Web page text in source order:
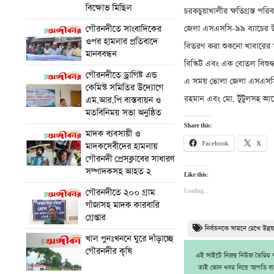
বিক্ষোভ মিছিল
গৌরনদীতে সাংবাদিকের
ওপর হামলার প্রতিবাদে
মানববন্ধন
গৌরনদীতে ড্রাগিষ্ট এন্ড
কেমিস্ট সমিতির উদ্যোগে
এম.আর.পি বাস্তবায়ন ও
মতবিনিময় সভা অনুষ্ঠিত
মাদক ব্যবসায়ী ও
মাদকসেবীদের হামলায়
গৌরনদী প্রেসক্লাবের সাধারণ
সম্পাদকসহ আহত ২
গৌরনদীতে ২০০ গ্রাম
গাঁজাসহ মাদক কারবারি
গ্রেপ্তার
খাল পুনঃখননে ঘুরে দাঁড়াচ্ছে
গৌরনদীর কৃষি
চরকচুয়াখালীর ক্ষতিগ্রস্ত
জেলা এসএসসি-৯৯ ব্যাচের
বিতরণ করা শুকনো
বিস্কিট এবং এক বোতল
এ সময় ভোলা জেলা
রহমান এবং মো. টুটুলসহ
Share this:
Facebook X
Like this:
Loading...
নির্বাচনকে সামনে রেখে
এই সাইটে নিজম্ব নিউজ তৈরির
তাই কোন খবর নিয়ে আপত্তি